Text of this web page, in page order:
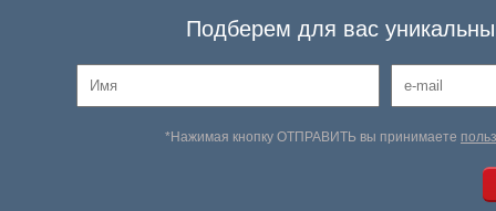
Подберем для вас
*Нажимая кнопку ОТПРАВИТЬ вы принимаете